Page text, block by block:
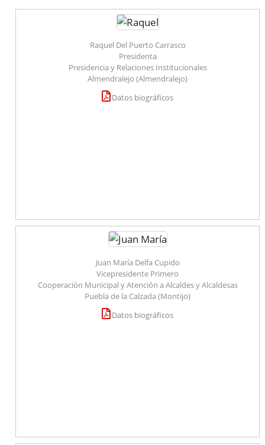
Junta de Gobierno
Plenos provinciales y Juntas de gobierno
Oficina de Proyectos Europeos
Raquel Del Puerto Carrasco
Presidenta
Presidencia y Relaciones Institucionales
Almendralejo (Almendralejo)
Datos biográficos
Juan María Delfa Cupido
Vicepresidente Primero
Cooperación Municipal y Atención a Alcaldes y Alcaldesas
Puebla de la Calzada (Montijo)
Datos biográficos